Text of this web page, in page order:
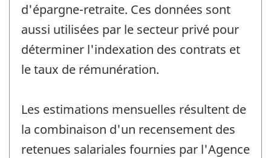
d'épargne-retraite. Ces données sont
aussi utilisées par le secteur privé pour
déterminer l'indexation des contrats et
le taux de rémunération.
Les estimations mensuelles résultent de
la combinaison d'un recensement des
retenues salariales fournies par l'Agence